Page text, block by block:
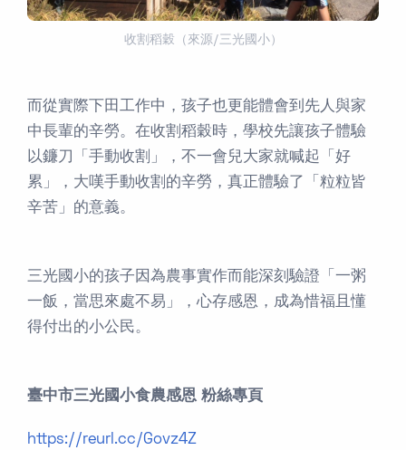
收割稻穀（來源/三光國小）
而從實際下田工作中，孩子也更能體會到先人與家
中長輩的辛勞。在收割稻穀時，學校先讓孩子體驗
以鐮刀「手動收割」，不一會兒大家就喊起「好
累」，大嘆手動收割的辛勞，真正體驗了「粒粒皆
辛苦」的意義。
三光國小的孩子因為農事實作而能深刻驗證「一粥
一飯，當思來處不易」，心存感恩，成為惜福且懂
得付出的小公民。
臺中市三光國小食農感恩 粉絲專頁
https://reurl.cc/Govz4Z